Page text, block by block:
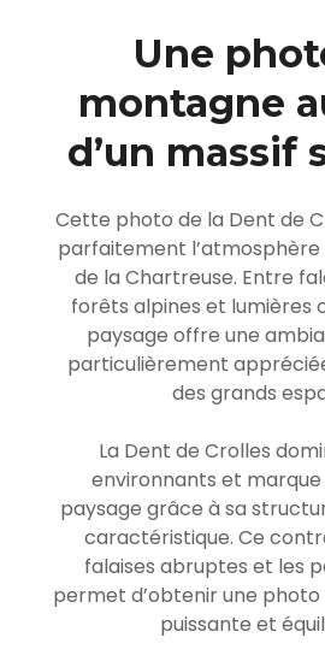
Une
montagne
d’un massif
Cette photo de la Dent de
parfaitement l’atmosphère
de la Chartreuse. Entre
forêts alpines et lumières
paysage offre une
particulièrement
des grands
La Dent de Crolles
environnants et
paysage grâce à sa
caractéristique. Ce
falaises abruptes et les
permet d’obtenir une
puissante et